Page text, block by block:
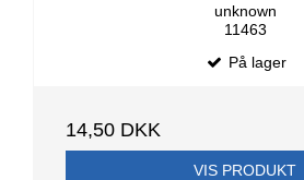
unknown
11463
På lager
14,50 DKK
VIS PRODUKT